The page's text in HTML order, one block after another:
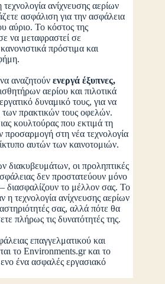
ανίχνευσης αερίων
ασφάλιση για την ασφάλεια
αύριο. Το κόστος της
να μεταφραστεί σε
πρόστιμα και
αναζητούν ενεργά έξυπνες,
αερίου και πιλοτικά
δυναμικό τους, για να
πρακτικών τους οφελών.
κουλτούρας που εκτιμά τη
προσαρμογή στη νέα τεχνολογία
αυτών των καινοτομιών.
διακυβευμάτων, οι προληπτικές
δεν προστατεύουν μόνο
διασφαλίζουν το μέλλον σας. Το
η τεχνολογία ανίχνευσης αερίων
σας, αλλά πότε θα
πλήρως τις δυνατότητές της.
επαγγελματικού και
το Environments.gr και το
ένα ασφαλές εργασιακό